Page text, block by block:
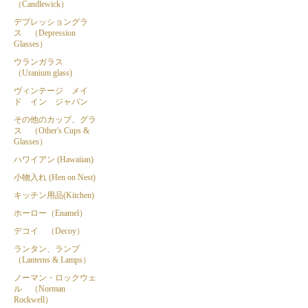
（Candlewick）
デプレッショングラ
ス （Depression
Glasses）
ウランガラス
（Uranium glass)
ヴィンテージ メイ
ド イン ジャパン
その他のカップ、グラ
ス （Other's Cups &
Glasses）
ハワイアン (Hawaiian)
小物入れ (Hen on Nest)
キッチン用品(Kitchen)
ホーロー（Enamel）
デコイ （Decoy）
ランタン、ランプ
（Lanterns & Lamps）
ノーマン・ロックウェ
ル （Norman
Rockwell）